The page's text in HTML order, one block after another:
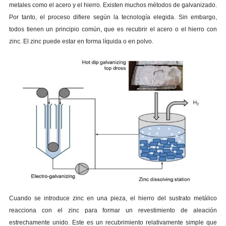
metales como el acero y el hierro. Existen muchos métodos de galvanizado.
Por tanto, el proceso difiere según la tecnología elegida. Sin embargo,
todos tienen un principio común, que es recubrir el acero o el hierro con
zinc. El zinc puede estar en forma líquida o en polvo.
Cuando se introduce zinc en una pieza, el hierro del sustrato metálico
reacciona con el zinc para formar un revestimiento de aleación
estrechamente unido. Este es un recubrimiento relativamente simple que